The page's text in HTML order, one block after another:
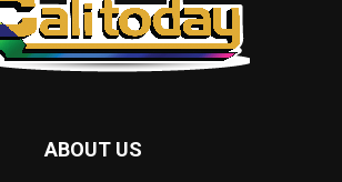
ABOUT US